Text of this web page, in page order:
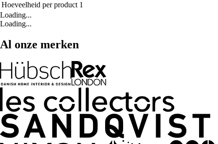
Hoeveelheid per product 1
Loading...
Loading...
Al onze merken